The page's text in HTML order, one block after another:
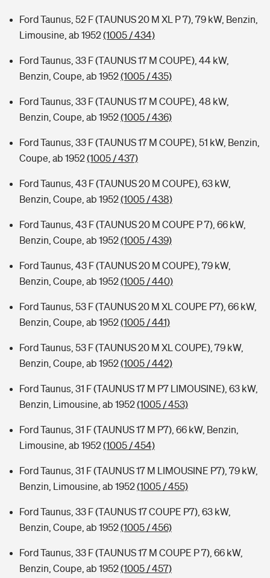
Ford Taunus, 52 F (TAUNUS 20 M XL P 7), 79 kW, Benzin,
Limousine, ab 1952(1005 / 434)
Ford Taunus, 33 F (TAUNUS 17 M COUPE), 44 kW,
Benzin, Coupe, ab 1952(1005 / 435)
Ford Taunus, 33 F (TAUNUS 17 M COUPE), 48 kW,
Benzin, Coupe, ab 1952(1005 / 436)
Ford Taunus, 33 F (TAUNUS 17 M COUPE), 51 kW, Benzin,
Coupe, ab 1952(1005 / 437)
Ford Taunus, 43 F (TAUNUS 20 M COUPE), 63 kW,
Benzin, Coupe, ab 1952(1005 / 438)
Ford Taunus, 43 F (TAUNUS 20 M COUPE P 7), 66 kW,
Benzin, Coupe, ab 1952(1005 / 439)
Ford Taunus, 43 F (TAUNUS 20 M COUPE), 79 kW,
Benzin, Coupe, ab 1952(1005 / 440)
Ford Taunus, 53 F (TAUNUS 20 M XL COUPE P7), 66 kW,
Benzin, Coupe, ab 1952(1005 / 441)
Ford Taunus, 53 F (TAUNUS 20 M XL COUPE), 79 kW,
Benzin, Coupe, ab 1952(1005 / 442)
Ford Taunus, 31 F (TAUNUS 17 M P7 LIMOUSINE), 63 kW,
Benzin, Limousine, ab 1952(1005 / 453)
Ford Taunus, 31 F (TAUNUS 17 M P7), 66 kW, Benzin,
Limousine, ab 1952(1005 / 454)
Ford Taunus, 31 F (TAUNUS 17 M LIMOUSINE P7), 79 kW,
Benzin, Limousine, ab 1952(1005 / 455)
Ford Taunus, 33 F (TAUNUS 17 COUPE P7), 63 kW,
Benzin, Coupe, ab 1952(1005 / 456)
Ford Taunus, 33 F (TAUNUS 17 M COUPE P 7), 66 kW,
Benzin, Coupe, ab 1952(1005 / 457)